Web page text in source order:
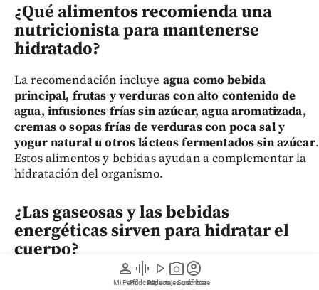
person
Mi Perfil
graphic_eq
Pódcast
play_arrow
Videos
photo_camera
Reportajes gráficos
account_circle
Suscríbete
¿Qué alimentos recomienda una
nutricionista para mantenerse
hidratado?
La recomendación incluye agua como bebida
principal, frutas y verduras con alto contenido de
agua, infusiones frías sin azúcar, agua aromatizada,
cremas o sopas frías de verduras con poca sal y
yogur natural u otros lácteos fermentados sin azúcar.
Estos alimentos y bebidas ayudan a complementar la
hidratación del organismo.
¿Las gaseosas y las bebidas
energéticas sirven para hidratar el
cuerpo?
No. Según la especialista consultada,